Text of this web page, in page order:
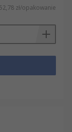
zł/opakowanie